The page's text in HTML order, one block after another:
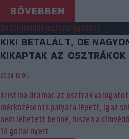
BŐVEBBEN
DVSCHírekKiemeltVálogatott
KIKI BETALÁLT, DE
KIKAPTAK AZ OSZTRÁKOK
2024.12.01.
Kristina Dramac az osztrák
mérkőzésén is pályára lépett, igaz
nem lehetett benne, hiszen a
14 góllal nyert.